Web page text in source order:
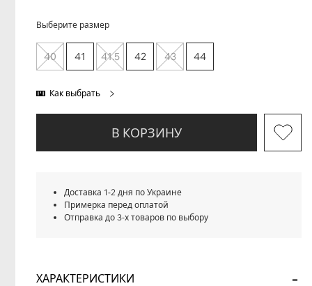
Выберите размер
40 41 41.5 42 43 44
Как выбрать
В КОРЗИНУ
Доставка 1-2 дня по Украине
Примерка перед оплатой
Отправка до 3-х товаров по выбору
ХАРАКТЕРИСТИКИ